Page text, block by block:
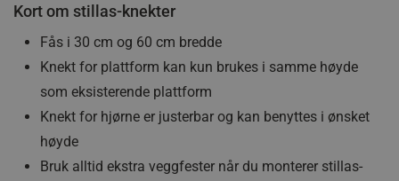
Kort om stillas-knekter
Fås i 30 cm og 60 cm bredde
Knekt for plattform kan kun brukes i samme høyde
som eksisterende plattform
Knekt for hjørne er justerbar og kan benyttes i ønsket
høyde
Bruk alltid ekstra veggfester når du monterer stillas-